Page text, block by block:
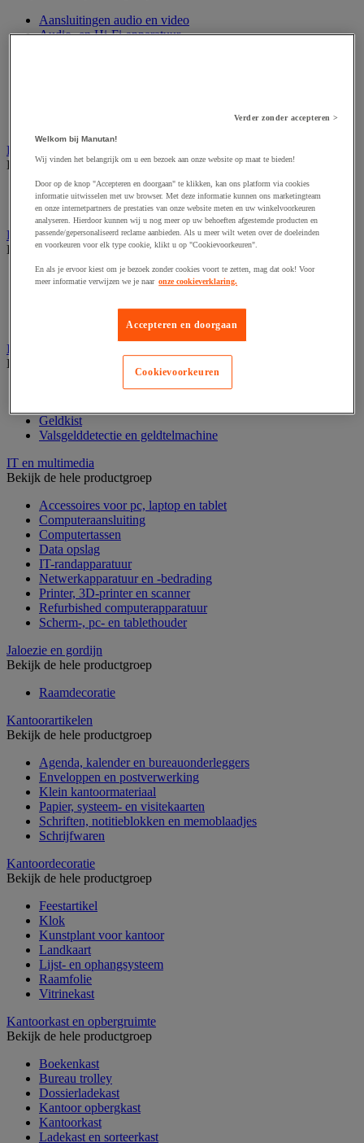
Aansluitingen audio en video
Audio- en Hi-Fi-apparatuur
Bewegwijzering en aanduidingsborden
Bekijk de hele productgroep
Deurnaambord
Pictogram
Folderrek en -houder
Bekijk de hele productgroep
Folderrek
Tafel folderstandaard
Wandfolderhouder
Inname en beheer van geld
Bekijk de hele productgroep
Barcode scanner en accessoires
Geldkist
Valsgelddetectie en geldtelmachine
IT en multimedia
Bekijk de hele productgroep
Accessoires voor pc, laptop en tablet
Computeraansluiting
Computertassen
Data opslag
IT-randapparatuur
Netwerkapparatuur en -bedrading
Printer, 3D-printer en scanner
Refurbished computerapparatuur
Scherm-, pc- en tablethouder
Jaloezie en gordijn
Bekijk de hele productgroep
Raamdecoratie
Kantoorartikelen
Bekijk de hele productgroep
Agenda, kalender en bureauonderleggers
Enveloppen en postverwerking
Klein kantoormateriaal
Papier, systeem- en visitekaarten
Schriften, notitieblokken en memoblaadjes
Schrijfwaren
Kantoordecoratie
Bekijk de hele productgroep
Feestartikel
Klok
Kunstplant voor kantoor
Landkaart
Lijst- en ophangsysteem
Raamfolie
Vitrinekast
Kantoorkast en opbergruimte
Bekijk de hele productgroep
Boekenkast
Bureau trolley
Dossierladekast
Kantoor opbergkast
Kantoorkast
Ladekast en sorteerkast
Verder zonder accepteren >
Welkom bij Manutan!
Wij vinden het belangrijk om u een bezoek aan onze website op maat te bieden!
Door op de knop "Accepteren en doorgaan" te klikken, kan ons platform via cookies
informatie uitwisselen met uw browser. Met deze informatie kunnen ons marketingteam
en onze internetpartners de prestaties van onze website meten en uw winkelvoorkeuren
analyseren. Hierdoor kunnen wij u nog meer op uw behoeften afgestemde producten en
passende/gepersonaliseerd reclame aanbieden. Als u meer wilt weten over de doeleinden
en voorkeuren voor elk type cookie, klikt u op "Cookievoorkeuren".
En als je ervoor kiest om je bezoek zonder cookies voort te zetten, mag dat ook! Voor
meer informatie verwijzen we je naar onze cookieverklaring.
Accepteren en doorgaan
Cookievoorkeuren